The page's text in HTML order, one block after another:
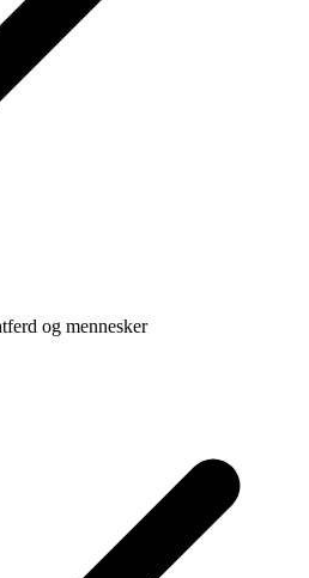
og mennesker